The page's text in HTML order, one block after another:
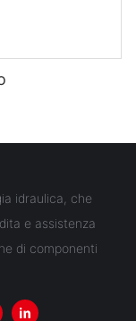
idraulica, che
e assistenza
di componenti